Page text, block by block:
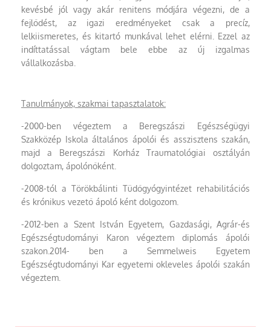
kevésbé jól vagy akár renitens módjára végezni, de a
fejlődést, az igazi eredményeket csak a precíz,
lelkiismeretes, és kitartó munkával lehet elérni. Ezzel az
indíttatással vágtam bele ebbe az új izgalmas
vállalkozásba.
Tanulmányok, szakmai tapasztalatok:
-2000-ben végeztem a Beregszászi Egészségügyi
Szakközép Iskola általános ápolói és asszisztens szakán,
majd a Beregszászi Korház Traumatológiai osztályán
dolgoztam, ápolónőként.
-2008-tól a Törökbálinti Tüdőgyógyintézet rehabilitációs
és krónikus vezető ápoló ként dolgozom.
-2012-ben a Szent István Egyetem, Gazdasági, Agrár-és
Egészségtudományi Karon végeztem diplomás ápolói
szakon. 2014- ben a Semmelweis Egyetem
Egészségtudományi Kar egyetemi okleveles ápolói szakán
végeztem.